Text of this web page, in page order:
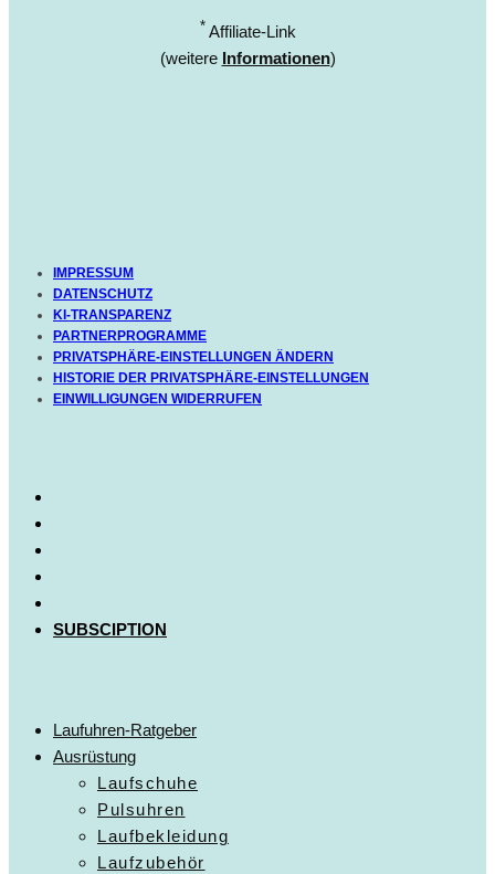
* Affiliate-Link
(weitere Informationen)
IMPRESSUM
DATENSCHUTZ
KI-TRANSPARENZ
PARTNERPROGRAMME
PRIVATSPHÄRE-EINSTELLUNGEN ÄNDERN
HISTORIE DER PRIVATSPHÄRE-EINSTELLUNGEN
EINWILLIGUNGEN WIDERRUFEN
SUBSCIPTION
Laufuhren-Ratgeber
Ausrüstung
Laufschuhe
Pulsuhren
Laufbekleidung
Laufzubehör